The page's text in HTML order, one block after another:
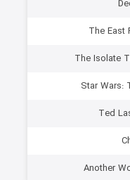
منتشر شد